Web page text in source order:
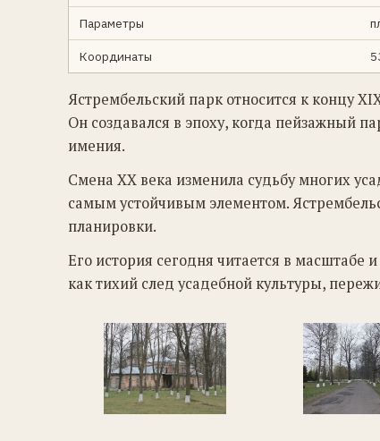
Параметры
Координаты
Ястрембельский парк относится к концу
Он создавался в эпоху, когда пейзажный
имения.
Смена XX века изменила судьбу многих
самым устойчивым элементом.
планировки.
Его история сегодня читается в
как тихий след усадебной культуры,